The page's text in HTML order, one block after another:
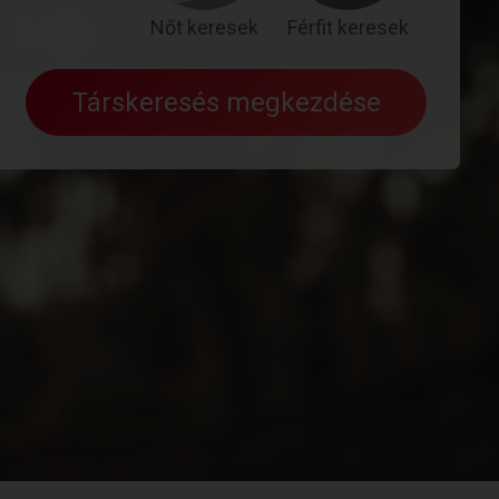
Nőt keresek Férfit keresek
Társkeresés megkezdése